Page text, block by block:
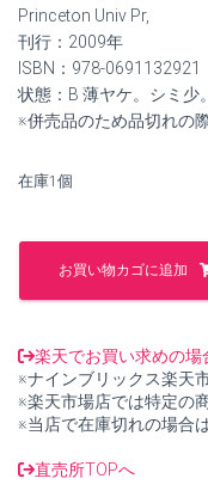
格
は
¥9,000
た。
格
Princeton Univ Pr,
刊行：2009年
ISBN：978-0691132921
状態：B 薄ヤケ。シミ少
※併売品のため品切れの
在庫1個
Introduction
Economic
古】
個
お買い物カゴに追加
楽天でお買い求めの場
※ナインブリックス楽天
※楽天市場店では特定の
※当店で在庫切れの場合
直売所TOPへ